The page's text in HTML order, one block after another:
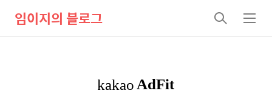
임이지의 블로그
검
색
메
뉴